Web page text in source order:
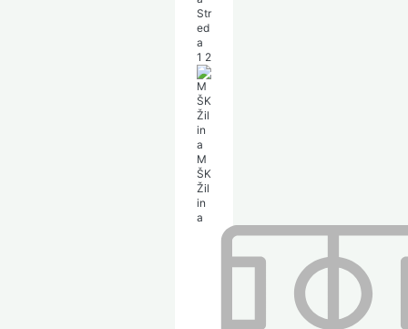
1 2
M
ŠK
Žil
in
a